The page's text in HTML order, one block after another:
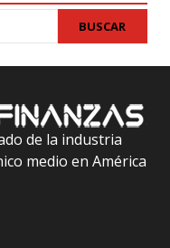
BUSCAR
de la industria
medio en América